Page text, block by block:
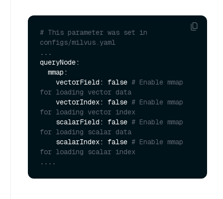
# This parameter was set in
configs/milvus.yaml
...
queryNode:
    vectorField: false
# Enable mmap
for loading vector data
    vectorIndex: false
# Enable mmap
for loading vector index
    scalarField: false
# Enable mmap
for loading scalar data
    scalarIndex: false
# Enable mmap
for loading scalar index